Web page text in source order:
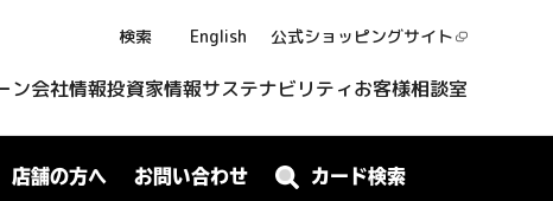
検索 English 公式ショッピングサイト
ン会社情報投資家情報サステナビリティお客様相談室
店舗の方へ お問い合わせ カード検索